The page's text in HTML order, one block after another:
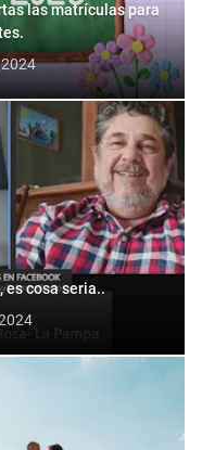
las matrículas para
es cosa seria..